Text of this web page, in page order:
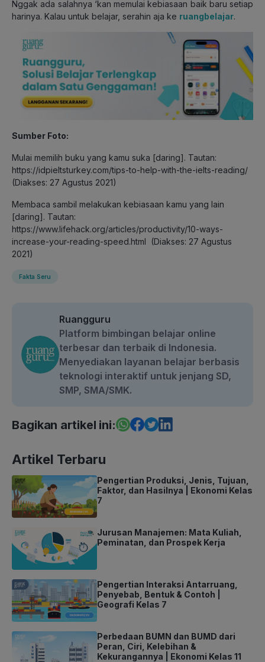
Nggak ada salahnya ‘kan memulai kebiasaan baik baru setiap
harinya. Kalau untuk belajar, serahin aja ke ruangbelajar.
Sumber Foto:
Mulai memilih buku yang kamu suka [daring]. Tautan:
https://idpieltsturkey.com/tips-to-help-with-the-ielts-reading/
(Diakses: 27 Agustus 2021)
Membaca sambil melakukan kebiasaan kamu yang lain
[daring]. Tautan:
https://www.lifehack.org/articles/productivity/10-ways-
increase-your-reading-speed.html (Diakses: 27 Agustus
2021)
Fakta Seru
Ruangguru
Platform bimbingan belajar online
terbesar dan terbaik di Indonesia.
Menyediakan layanan belajar berbasis
teknologi interaktif untuk jenjang SD,
SMP, SMA/SMK.
Bagikan artikel ini:
Artikel Terbaru
Pengertian Produksi, Jenis, Tujuan,
Faktor, dan Hasilnya | Ekonomi Kelas
7
Jurusan Manajemen: Mata Kuliah,
Peminatan, dan Prospek Kerja
Pengertian Interaksi Antarruang,
Penyebab, Bentuk & Contoh |
Geografi Kelas 7
Perbedaan BUMN dan BUMD dari
Peran, Ciri, Kelebihan &
Kekurangannya | Ekonomi Kelas 11